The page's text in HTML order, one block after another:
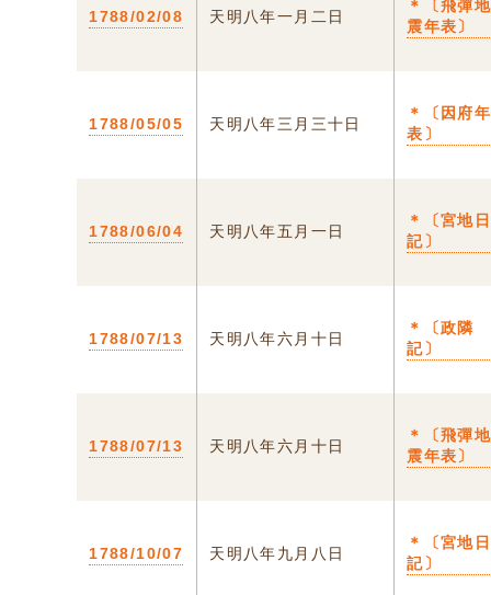
1788/02/08 天明八年一月二日
＊〔飛彈地
震年表〕
1788/05/05 天明八年三月三十日
＊〔因府年
表〕
1788/06/04 天明八年五月一日
＊〔宮地日
記〕
1788/07/13 天明八年六月十日
＊〔政隣
記〕
1788/07/13 天明八年六月十日
＊〔飛彈地
震年表〕
1788/10/07 天明八年九月八日
＊〔宮地日
記〕